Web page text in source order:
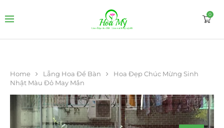
0
Home Lẵng Hoa Để Bàn
Hoa Đẹp Chúc Mừng Sinh
Nhật Màu Đỏ May Mắn